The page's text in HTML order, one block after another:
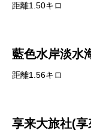
距離1.50キロ
藍色水岸淡水
距離1.56キロ
享来大旅社(